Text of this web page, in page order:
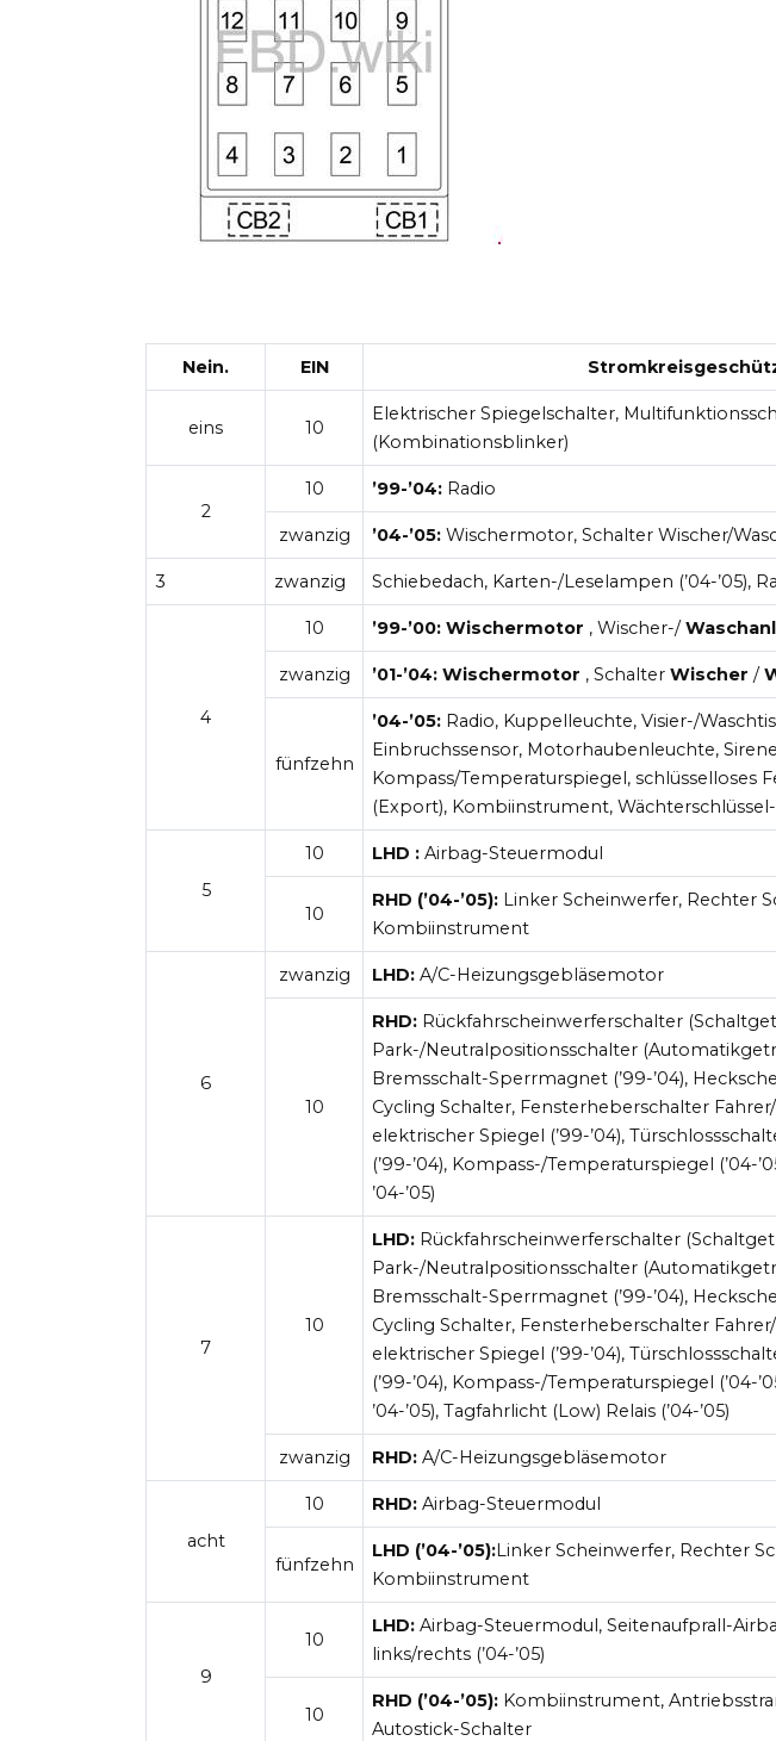
Nein. EIN
eins 10
Elektrischer Spiegelschalter,
(Kombinationsblinker)
2
10 ’99-’04: Radio
zwanzig ’04-’05: Wischermotor, Schalter Wischer/
3 zwanzig Schiebedach, Karten-/Leselampen (’04-’05),
4
10 ’99-’00: Wischermotor , Wischer-/
zwanzig ’01-’04: Wischermotor , Schalter Wischer /
fünfzehn
’04-’05: Radio, Kuppelleuchte, Visier-/
Einbruchssensor, Motorhaubenleuchte,
Kompass/Temperaturspiegel, schlüsselloses
(Export), Kombiinstrument,
5
10 LHD : Airbag-Steuermodul
10
RHD (’04-’05): Linker Scheinwerfer, Rechter
Kombiinstrument
6
zwanzig LHD: A/C-Heizungsgebläsemotor
10
RHD: Rückfahrscheinwerferschalter
Park-/Neutralpositionsschalter
Bremsschalt-Sperrmagnet (’99-’04),
Cycling Schalter, Fensterheberschalter
elektrischer Spiegel (’99-’04),
(’99-’04), Kompass-/Temperaturspiegel (’04-
’04-’05)
7
10
LHD: Rückfahrscheinwerferschalter
Park-/Neutralpositionsschalter
Bremsschalt-Sperrmagnet (’99-’04),
Cycling Schalter, Fensterheberschalter
elektrischer Spiegel (’99-’04),
(’99-’04), Kompass-/Temperaturspiegel (’04-
’04-’05), Tagfahrlicht (Low) Relais (’04-’05)
zwanzig RHD: A/C-Heizungsgebläsemotor
acht
10 RHD: Airbag-Steuermodul
fünfzehn
LHD (’04-’05):Linker Scheinwerfer, Rechter
Kombiinstrument
9
10
LHD: Airbag-Steuermodul, Seitenaufprall-
links/rechts (’04-’05)
10
RHD (’04-’05): Kombiinstrument,
Autostick-Schalter